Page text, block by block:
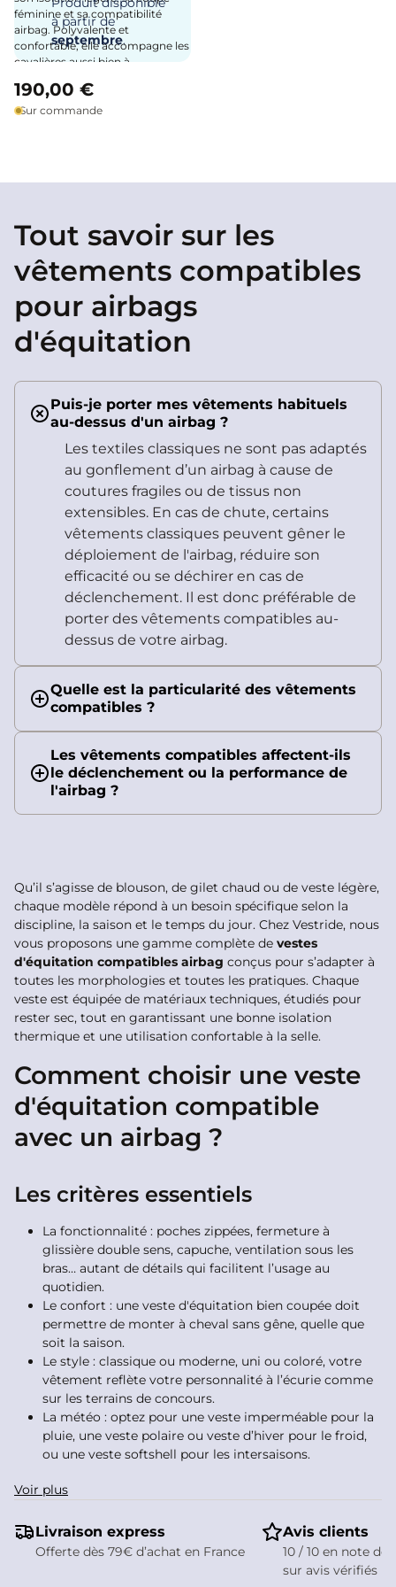
féminine et sa compatibilité
airbag. Polyvalente et
confortable, elle accompagne les
cavalières aussi bien à
tout au long de la saison froide.
à partir de
septembre.
190,00 €
Sur commande
Tout savoir sur les
vêtements compatibles
pour airbags
d'équitation
Puis-je porter mes vêtements habituels
au-dessus d'un airbag ?
Les textiles classiques ne sont pas adaptés
au gonflement d’un airbag à cause de
coutures fragiles ou de tissus non
extensibles. En cas de chute, certains
vêtements classiques peuvent gêner le
déploiement de l'airbag, réduire son
efficacité ou se déchirer en cas de
déclenchement. Il est donc préférable de
porter des vêtements compatibles au-
dessus de votre airbag.
Quelle est la particularité des vêtements
compatibles ?
Les vêtements compatibles affectent-ils
le déclenchement ou la performance de
l'airbag ?
Qu’il s’agisse de blouson, de gilet chaud ou de veste légère,
chaque modèle répond à un besoin spécifique selon la
discipline, la saison et le temps du jour. Chez Vestride, nous
vous proposons une gamme complète de vestes
d'équitation compatibles airbag conçus pour s’adapter à
toutes les morphologies et toutes les pratiques. Chaque
veste est équipée de matériaux techniques, étudiés pour
rester sec, tout en garantissant une bonne isolation
thermique et une utilisation confortable à la selle.
Comment choisir une veste
d'équitation compatible
avec un airbag ?
Les critères essentiels
La fonctionnalité : poches zippées, fermeture à
glissière double sens, capuche, ventilation sous les
bras… autant de détails qui facilitent l’usage au
quotidien.
Le confort : une veste d'équitation bien coupée doit
permettre de monter à cheval sans gêne, quelle que
soit la saison.
Le style : classique ou moderne, uni ou coloré, votre
vêtement reflète votre personnalité à l’écurie comme
sur les terrains de concours.
La météo : optez pour une veste imperméable pour la
pluie, une veste polaire ou veste d’hiver pour le froid,
ou une veste softshell pour les intersaisons.
Quelles sont les meilleures
vestes d’équitation
compatibles airbag ?
Voir plus
Livraison express
Offerte dès 79€ d’achat en France
Avis clients
10 / 10 en note
sur avis vérifiés